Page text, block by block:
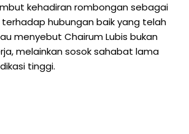
kehadiran rombongan sebagai
hubungan baik yang telah
menyebut Chairum Lubis bukan
melainkan sosok sahabat lama
tinggi.